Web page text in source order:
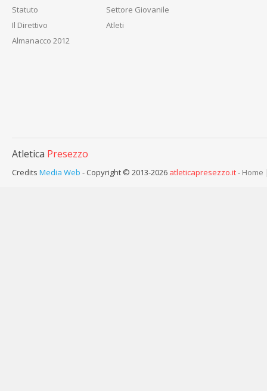
Statuto
Il Direttivo
Almanacco 2012
Settore Giovanile
Atleti
Atletica Presezzo
Credits Media Web - Copyright © 2013-2026 atleticapresezzo.it- Home